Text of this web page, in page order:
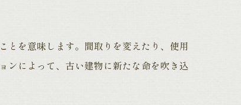
とを意味します。間取りを変えたり、使用
ンによって、古い建物に新たな命を吹き込